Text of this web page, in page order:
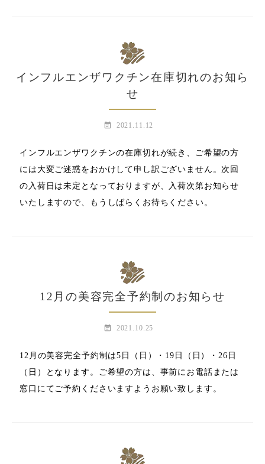
インフルエンザワクチン在庫切れのお知ら
せ
event_note 2021.11.12
インフルエンザワクチンの在庫切れが続き、ご希望の方
には大変ご迷惑をおかけして申し訳ございません。次回
の入荷日は未定となっておりますが、入荷次第お知らせ
いたしますので、もうしばらくお待ちください。
12月の美容完全予約制のお知らせ
event_note 2021.10.25
12月の美容完全予約制は5日（日）・19日（日）・26日
（日）となります。ご希望の方は、事前にお電話または
窓口にてご予約くださいますようお願い致します。